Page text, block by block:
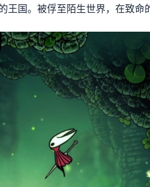
国。被俘至陌生世界，在致命